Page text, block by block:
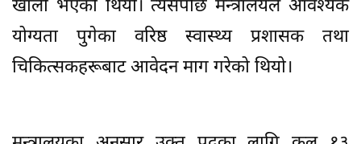
खाली भएको थियो। त्यसपछि मन्त्रालयले आवश्यक
योग्यता पुगेका वरिष्ठ स्वास्थ्य प्रशासक तथा
चिकित्सकहरूबाट आवेदन माग गरेको थियो।